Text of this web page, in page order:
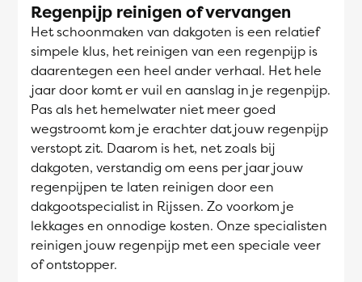
Regenpijp reinigen of vervangen
Het schoonmaken van dakgoten is een relatief
simpele klus, het reinigen van een regenpijp is
daarentegen een heel ander verhaal. Het hele
jaar door komt er vuil en aanslag in je regenpijp.
Pas als het hemelwater niet meer goed
wegstroomt kom je erachter dat jouw regenpijp
verstopt zit. Daarom is het, net zoals bij
dakgoten, verstandig om eens per jaar jouw
regenpijpen te laten reinigen door een
dakgootspecialist in Rijssen. Zo voorkom je
lekkages en onnodige kosten. Onze specialisten
reinigen jouw regenpijp met een speciale veer
of ontstopper.